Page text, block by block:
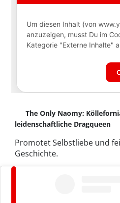
The Only Naomy:
leidenschaftliche Dragqueen
Promotet Selbstliebe und
Geschichte.